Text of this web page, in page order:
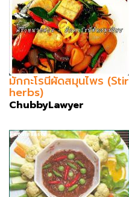
มักกะโรนีผัดสมุนไพร
herbs)
ChubbyLawyer